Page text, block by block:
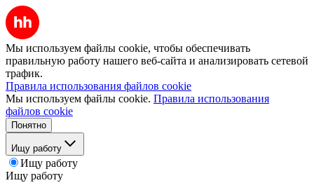
Мы используем файлы cookie, чтобы обеспечивать
правильную работу нашего веб-сайта и анализировать сетевой
трафик.
Правила использования файлов cookie
Мы используем файлы cookie. Правила использования
файлов cookie
Понятно
Ищу работу
Ищу работу
Ищу работу